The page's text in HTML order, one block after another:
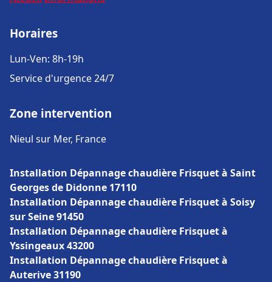
Horaires
Lun-Ven: 8h-19h
Service d'urgence 24/7
Zone intervention
Nieul sur Mer, France
Installation Dépannage chaudière Frisquet à Saint
Georges de Didonne 17110
Installation Dépannage chaudière Frisquet à Soisy
sur Seine 91450
Installation Dépannage chaudière Frisquet à
Yssingeaux 43200
Installation Dépannage chaudière Frisquet à
Auterive 31190